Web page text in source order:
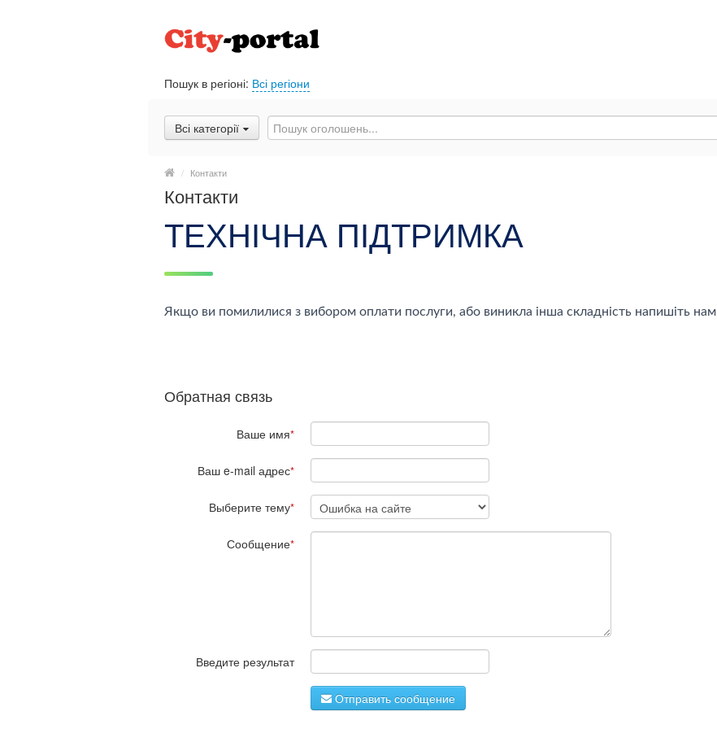
Пошук в регіоні: Всі регіони
Всі категорії
/ Контакти
Контакти
ТЕХНІЧНА ПІДТРИМКА
Якщо ви помилилися з вибором оплати послуги, або виникла інша складність напишіть нам
Обратная связь
Ваше имя*
Ваш e-mail адрес*
Выберите тему*
Сообщение*
Введите результат
Отправить сообщение